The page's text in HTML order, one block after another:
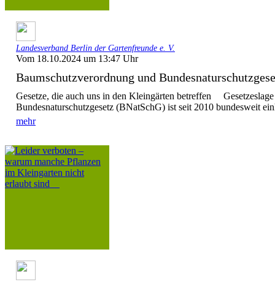
Landesverband Berlin der Gartenfreunde e. V.
Vom 18.10.2024 um 13:47 Uhr
Baumschutzverordnung und
Gesetze, die auch uns in den Kleingärten betreffen
Bundesnaturschutzgesetz (BNatSchG) ist seit 2010 bundesweit
mehr